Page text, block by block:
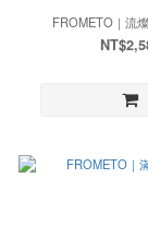
FROMETO｜流